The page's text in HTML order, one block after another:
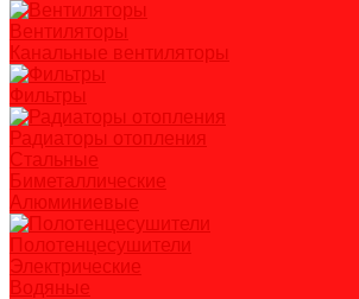
Вентиляторы
Канальные вентиляторы
Фильтры
Радиаторы отопления
Стальные
Биметаллические
Алюминиевые
Полотенцесушители
Электрические
Водяные